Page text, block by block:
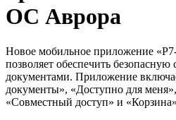
ОС Аврора
Новое мобильное приложение
позволяет обеспечить
документами. Приложение
документы», «Доступно для
«Совместный доступ» и